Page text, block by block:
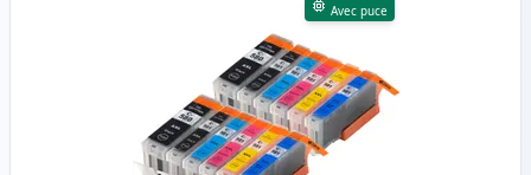
Avec puce